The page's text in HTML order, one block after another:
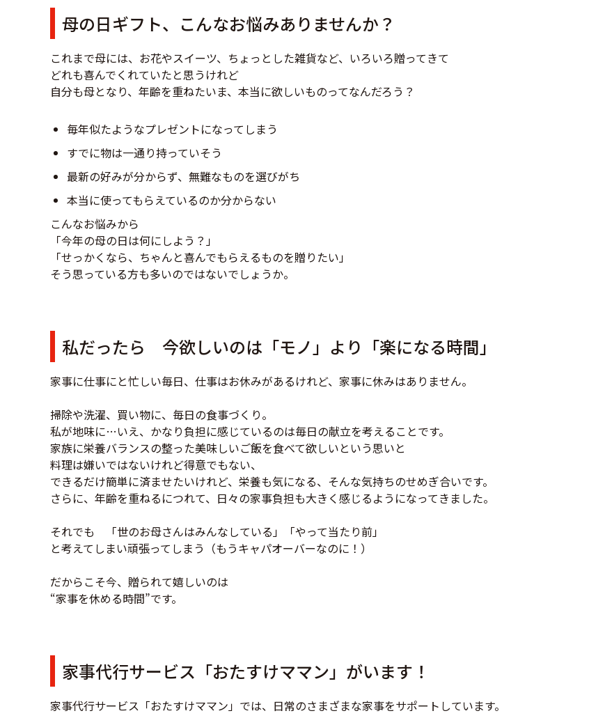
母の日ギフト、こんなお悩みありませんか？
これまで母には、お花やスイーツ、ちょっとした雑貨など、いろいろ贈ってきて
どれも喜んでくれていたと思うけれど
自分も母となり、年齢を重ねたいま、本当に欲しいものってなんだろう？
毎年似たようなプレゼントになってしまう
すでに物は一通り持っていそう
最新の好みが分からず、無難なものを選びがち
本当に使ってもらえているのか分からない
こんなお悩みから
「今年の母の日は何にしよう？」
「せっかくなら、ちゃんと喜んでもらえるものを贈りたい」
そう思っている方も多いのではないでしょうか。
私だったら 今欲しいのは「モノ」より「楽になる時間」
家事に仕事にと忙しい毎日、仕事はお休みがあるけれど、家事に休みはありません。
掃除や洗濯、買い物に、毎日の食事づくり。
私が地味に…いえ、かなり負担に感じているのは毎日の献立を考えることです。
家族に栄養バランスの整った美味しいご飯を食べて欲しいという思いと
料理は嫌いではないけれど得意でもない、
できるだけ簡単に済ませたいけれど、栄養も気になる、そんな気持ちのせめぎ合いです。
さらに、年齢を重ねるにつれて、日々の家事負担も大きく感じるようになってきました。
それでも 「世のお母さんはみんなしている」「やって当たり前」
と考えてしまい頑張ってしまう（もうキャパオーバーなのに！）
だからこそ今、贈られて嬉しいのは
“家事を休める時間”です。
家事代行サービス「おたすけママン」がいます！
家事代行サービス「おたすけママン」では、日常のさまざまな家事をサポートしています。